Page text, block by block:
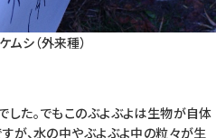
ムシ（外来種）
た。でもこのぶよぶよは生物が自体
が、水の中やぶよぶよ中の粒々が生